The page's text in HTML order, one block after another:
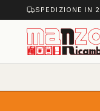
SPEDIZIONE IN